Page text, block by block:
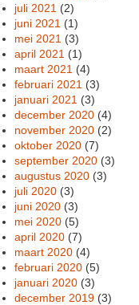
juli 2021 (2)
juni 2021 (1)
mei 2021 (3)
april 2021 (1)
maart 2021 (4)
februari 2021 (3)
januari 2021 (3)
december 2020 (4)
november 2020 (2)
oktober 2020 (7)
september 2020 (3)
augustus 2020 (3)
juli 2020 (3)
juni 2020 (3)
mei 2020 (5)
april 2020 (7)
maart 2020 (4)
februari 2020 (5)
januari 2020 (3)
december 2019 (3)